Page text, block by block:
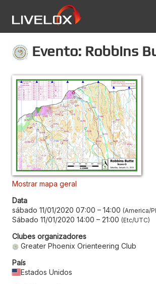
Evento: Robbins
Mostrar mapa geral
Data
sábado 11/01/2020 07:00 – 14:00 America/
Sábado 11/01/2020 14:00 – 21:00 Etc/UTC
Clubes organizadores
Greater Phoenix Orienteering Club
País
Estados Unidos